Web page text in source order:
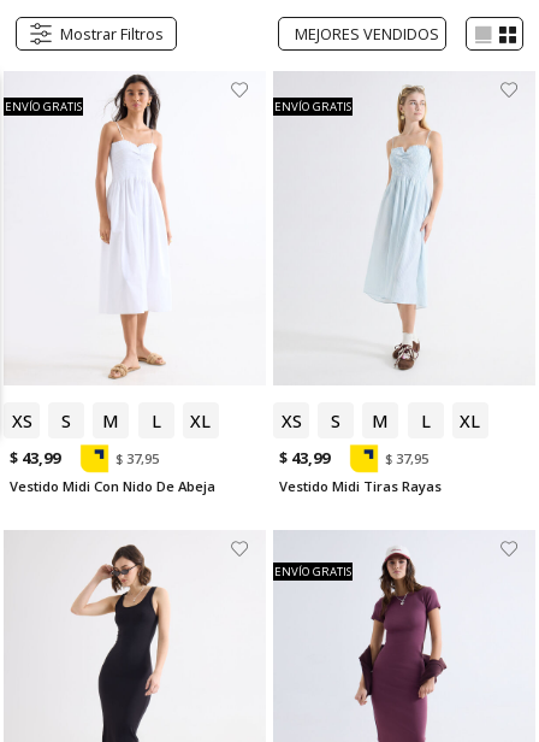
Mostrar Filtros
XS S M L XL
ENVÍO GRATIS
$ 43,99
$ 37,95
Vestido Midi Con Nido De Abeja
XS S M L XL
ENVÍO GRATIS
$ 43,99
$ 37,95
Vestido Midi Tiras Rayas
ENVÍO GRATIS